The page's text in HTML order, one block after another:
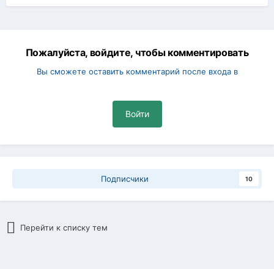
Пожалуйста, войдите, чтобы комментировать
Вы сможете оставить комментарий после входа в
Войти
Подписчики 10
Перейти к списку тем